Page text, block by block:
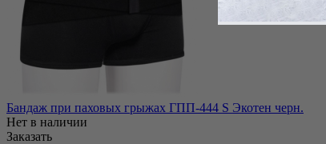
Бандаж при паховых грыжах ГПП-444 S Экотен черн.
Нет в наличии
Заказать